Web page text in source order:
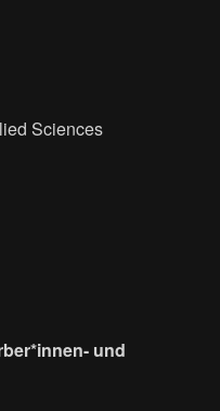
Sciences
und